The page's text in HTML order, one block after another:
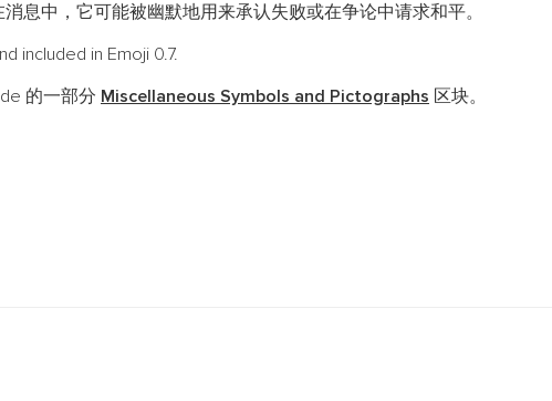
息中，它可能被幽默地用来承认失败或在争论中请求和平。
included in Emoji 0.7.
的一部分 Miscellaneous Symbols and Pictographs 区块。